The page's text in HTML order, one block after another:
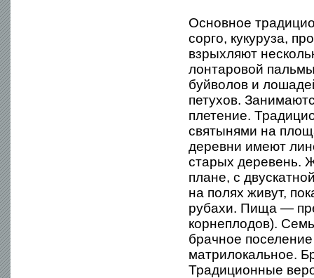
Основное
сорго, кукуруза,
взрыхляют
лонтаровой
буйволов и
петухов.
плетение.
святынями на
деревни имеют
старых деревень.
плане, с
на полях живут,
рубахи. Пища —
корнеплодов).
брачное
матрилокальное.
Традиционные